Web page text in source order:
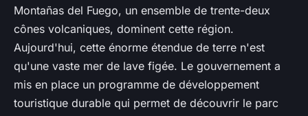
Montañas del Fuego, un ensemble de trente-deux
cônes volcaniques, dominent cette région.
Aujourd'hui, cette énorme étendue de terre n'est
qu'une vaste mer de lave figée. Le gouvernement a
mis en place un programme de développement
touristique durable qui permet de découvrir le parc